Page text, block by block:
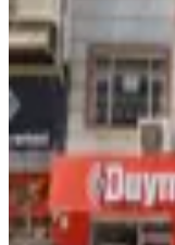
3+1·
ADİL EMLAK
Ara